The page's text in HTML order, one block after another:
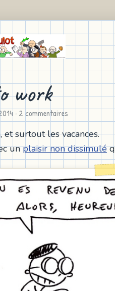
work
· 2 commentaires
et surtout les vacances.
unplaisir non dissimulé